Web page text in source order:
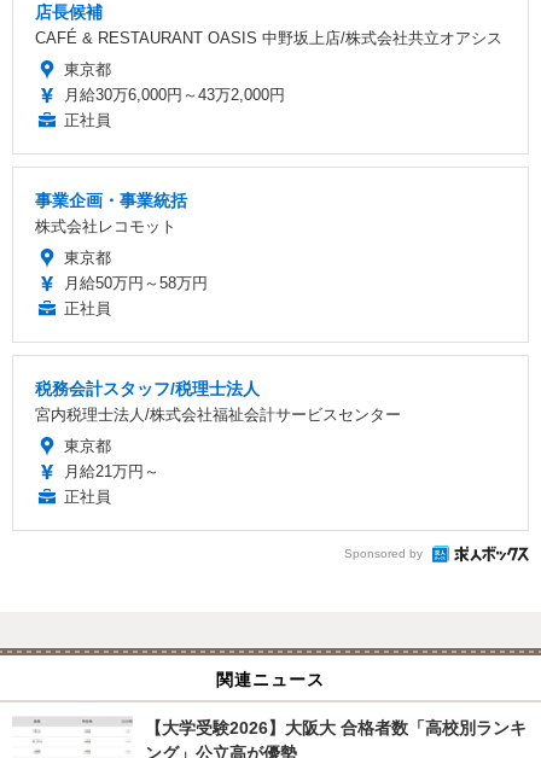
店長候補
CAFÉ & RESTAURANT OASIS 中野坂上店/株式会社共立オアシス
東京都
月給30万6,000円～43万2,000円
正社員
事業企画・事業統括
株式会社レコモット
東京都
月給50万円～58万円
正社員
税務会計スタッフ/税理士法人
宮内税理士法人/株式会社福祉会計サービスセンター
東京都
月給21万円～
正社員
Sponsored by
関連ニュース
【大学受験2026】大阪大 合格者数「高校別ランキ
ング」公立高が優勢